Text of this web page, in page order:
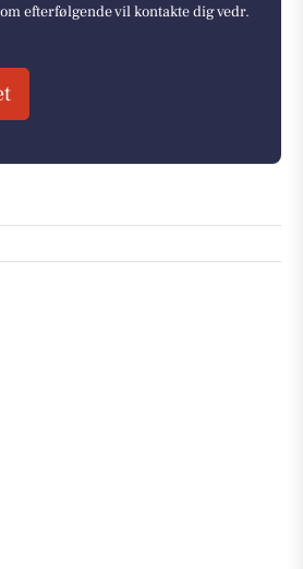
efterfølgende vil kontakte dig vedr.